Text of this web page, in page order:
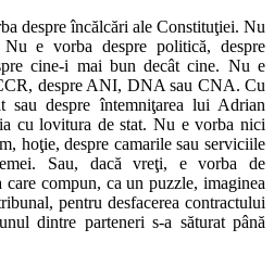
despre încălcări ale Constituţiei. Nu
e vorba despre politică, despre
cine-i mai bun decât cine. Nu e
despre ANI, DNA sau CNA. Cu
sau despre întemniţarea lui Adrian
cu lovitura de stat. Nu e vorba nici
hoţie, despre camarile sau serviciile
Sau, dacă vreţi, e vorba de
compun, ca un puzzle, imaginea
pentru desfacerea contractului
dintre parteneri s-a săturat până